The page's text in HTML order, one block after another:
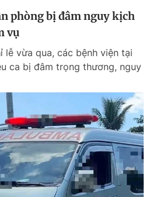
phòng bị đâm nguy kịch
vụ
lễ vừa qua, các bệnh viện tại
ca bị đâm trọng thương, nguy